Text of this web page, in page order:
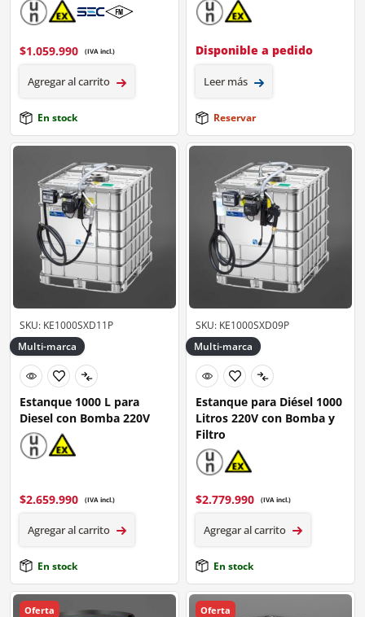
$1.059.990 (IVA incl.)
Agregar al carrito
En stock
Disponible a pedido
Leer más
Reservar
SKU: KE1000SXD11P
Multi-marca
Estanque 1000 L para
Diesel con Bomba 220V
$2.659.990 (IVA incl.)
Agregar al carrito
En stock
SKU: KE1000SXD09P
Multi-marca
Estanque para Diésel 1000
Litros 220V con Bomba y
Filtro
$2.779.990 (IVA incl.)
Agregar al carrito
En stock
Oferta Oferta